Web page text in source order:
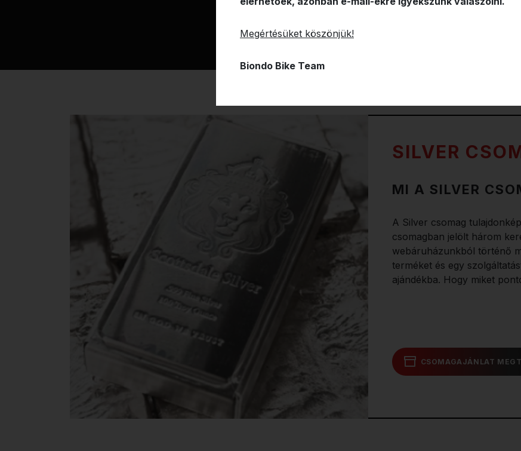
SILVER
MI A SILVER
A Silver csomag
csomagban jelölt három
webáruházunkból történő
terméket és egy
ajándékba. Hogy miket
CSOMAGAJÁNLAT
Megértésüket köszönjük!
Biondo Bike Team